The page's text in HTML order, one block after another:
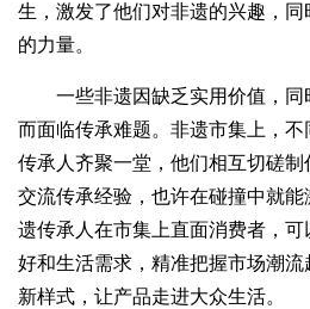
生，激发了他们对非遗的兴趣，
的力量。
一些非遗因缺乏实用价值，同
而面临传承难题。非遗市集上，
传承人齐聚一堂，他们相互切磋制
交流传承经验，也许在碰撞中就
遗传承人在市集上直面消费者，
好和生活需求，精准把握市场潮流
新样式，让产品走进大众生活。